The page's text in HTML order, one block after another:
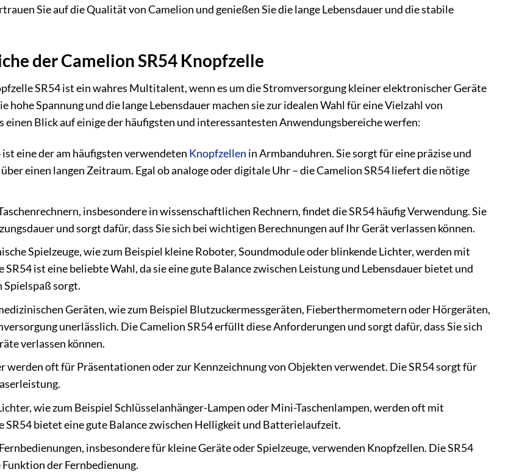
Sie auf die Qualität von Camelion und genießen Sie die lange Lebensdauer und die stabile
der Camelion SR54 Knopfzelle
SR54 ist ein wahres Multitalent, wenn es um die Stromversorgung kleiner elektronischer Geräte
hohe Spannung und die lange Lebensdauer machen sie zur idealen Wahl für eine Vielzahl von
einen Blick auf einige der häufigsten und interessantesten Anwendungsbereiche werfen:
ist eine der am häufigsten verwendeten Knopfzellen in Armbanduhren. Sie sorgt für eine präzise und
einen langen Zeitraum. Egal ob analoge oder digitale Uhr – die Camelion SR54 liefert die nötige
insbesondere in wissenschaftlichen Rechnern, findet die SR54 häufig Verwendung. Sie
und sorgt dafür, dass Sie sich bei wichtigen Berechnungen auf Ihr Gerät verlassen können.
Spielzeuge, wie zum Beispiel kleine Roboter, Soundmodule oder blinkende Lichter, werden mit
ist eine beliebte Wahl, da sie eine gute Balance zwischen Leistung und Lebensdauer bietet und
sorgt.
Geräten, wie zum Beispiel Blutzuckermessgeräten, Fieberthermometern oder Hörgeräten,
unerlässlich. Die Camelion SR54 erfüllt diese Anforderungen und sorgt dafür, dass Sie sich
verlassen können.
werden oft für Präsentationen oder zur Kennzeichnung von Objekten verwendet. Die SR54 sorgt für
wie zum Beispiel Schlüsselanhänger-Lampen oder Mini-Taschenlampen, werden oft mit
SR54 bietet eine gute Balance zwischen Helligkeit und Batterielaufzeit.
insbesondere für kleine Geräte oder Spielzeuge, verwenden Knopfzellen. Die SR54
der Fernbedienung.